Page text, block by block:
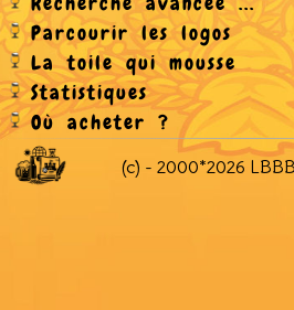
Parcourir les logos
La toile qui mousse
Statistiques
Où acheter ?
(c) - 2000*2026 LBBB